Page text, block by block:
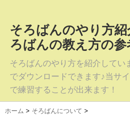
そろばんのやり方
ろばんの教え方の参
そろばんのやり方を紹介してい
でダウンロードできます♪当サ
で練習することが出来ます！
ホーム > そろばんについて >